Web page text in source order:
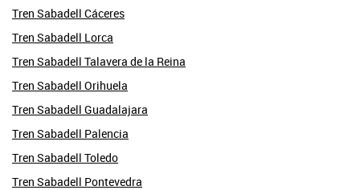
Tren Sabadell Cáceres
Tren Sabadell Lorca
Tren Sabadell Talavera de la Reina
Tren Sabadell Orihuela
Tren Sabadell Guadalajara
Tren Sabadell Palencia
Tren Sabadell Toledo
Tren Sabadell Pontevedra